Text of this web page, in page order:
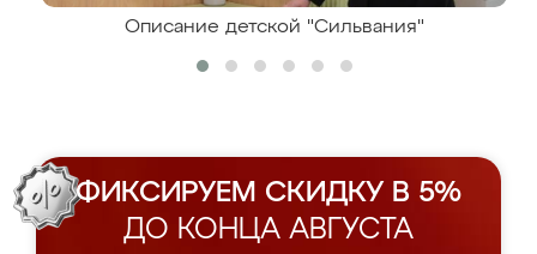
Описание детской "Сильвания"
ФИКСИРУЕМ СКИДКУ В 5%
ДО КОНЦА АВГУСТА